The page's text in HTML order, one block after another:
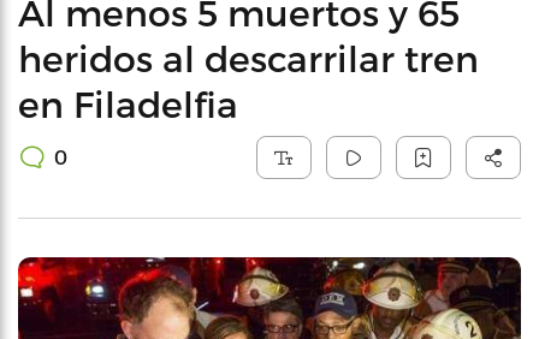
Al menos 5 muertos y 65
heridos al descarrilar tren
en Filadelfia
0